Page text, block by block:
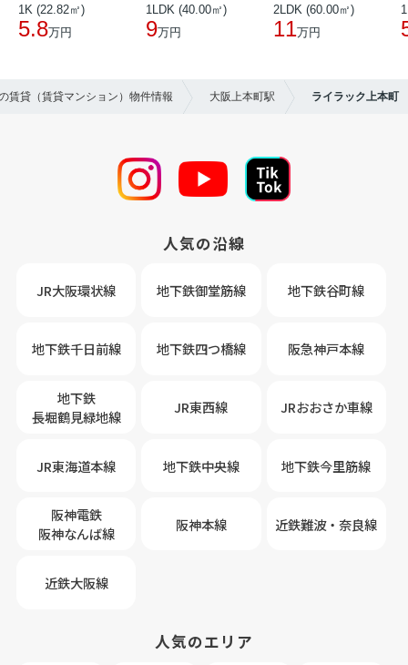
1K (22.82㎡)
5.8万円
1LDK (40.00㎡)
9万円
2LDK (60.00㎡)
11万円
賃貸（賃貸マンション）物件情報 大阪上本町駅 ライラック上本町
人気の沿線
JR大阪環状線 地下鉄御堂筋線 地下鉄谷町線
地下鉄千日前線 地下鉄四つ橋線 阪急神戸本線
地下鉄
長堀鶴見緑地線
JR東西線 JRおおさか車線
JR東海道本線 地下鉄中央線 地下鉄今里筋線
阪神電鉄
阪神なんば線
阪神本線 近鉄難波・奈良線
近鉄大阪線
人気のエリア